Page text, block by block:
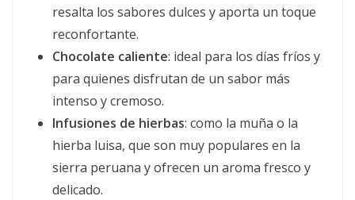
resalta los sabores dulces y aporta un toque
reconfortante.
Chocolate caliente: ideal para los días fríos y
para quienes disfrutan de un sabor más
intenso y cremoso.
Infusiones de hierbas: como la muña o la
hierba luisa, que son muy populares en la
sierra peruana y ofrecen un aroma fresco y
delicado.